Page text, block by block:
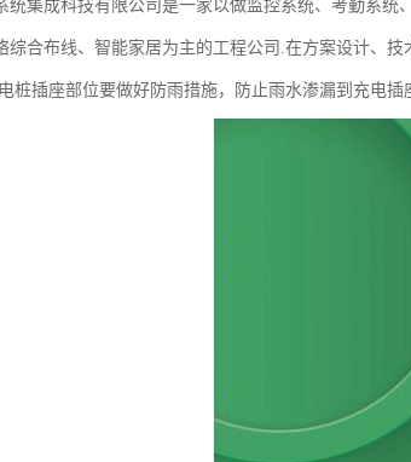
统集成科技有限公司是一家以做监控系统、考勤系
综合布线、智能家居为主的工程公司.在方案设计、
桩插座部位要做好防雨措施，防止雨水渗漏到充电插